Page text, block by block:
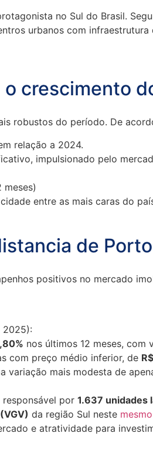
no Sul do Brasil.
urbanos com
crescimento
robustos do período. De
relação a 2024.
impulsionado pelo
meses)
entre as mais caras do
de
positivos no mercado
2025):
nos últimos 12 meses, com
com preço médio inferior, de
variação mais modesta de
por 1.637 unidades
da região Sul neste
e atratividade para